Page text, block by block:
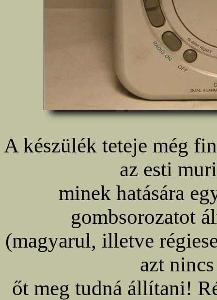
A készülék teteje még
az esti
minek hatására
gombsorozatot
(magyarul, illetve
azt
őt meg tudná állítani!